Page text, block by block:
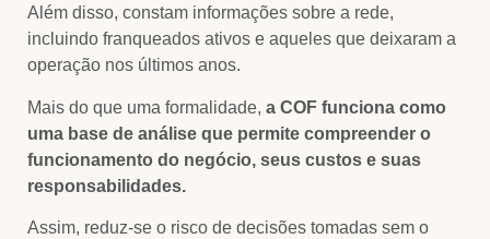
Além disso, constam informações sobre a rede,
incluindo franqueados ativos e aqueles que deixaram a
operação nos últimos anos.
Mais do que uma formalidade, a COF funciona como
uma base de análise que permite compreender o
funcionamento do negócio, seus custos e suas
responsabilidades.
Assim, reduz-se o risco de decisões tomadas sem o